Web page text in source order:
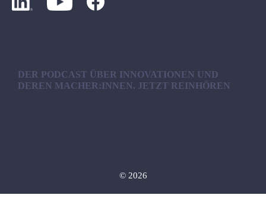
DER PODCAST ÜBER INNOVATIONEN UND
DEREN MACHER:INNEN. JETZT REINHÖREN
© 2026